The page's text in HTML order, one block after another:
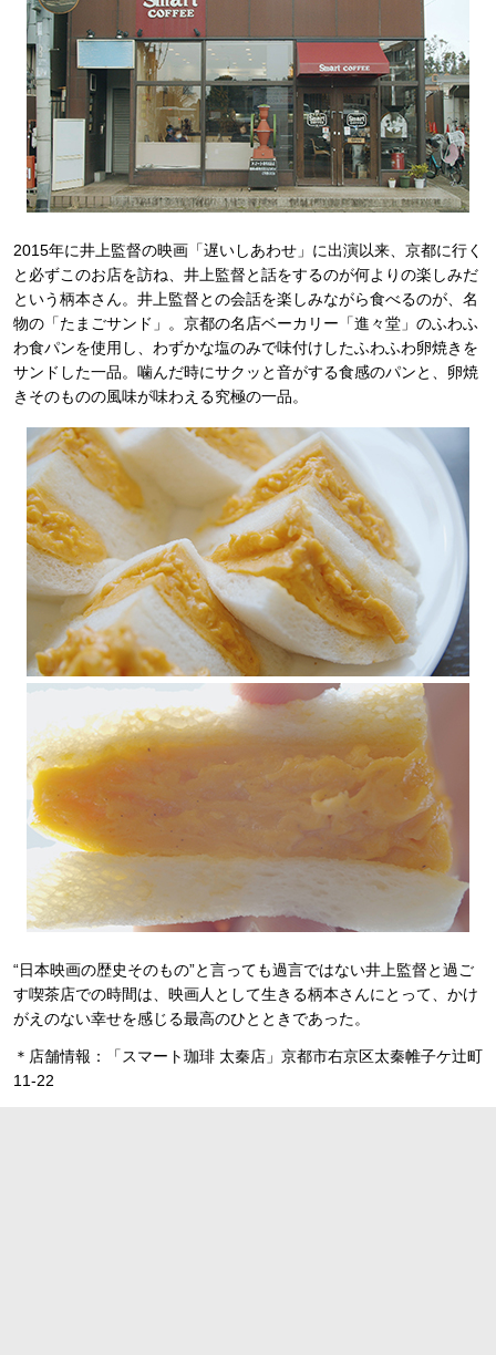
2015年に井上監督の映画「遅いしあわせ」に出演以来、京都に行く
と必ずこのお店を訪ね、井上監督と話をするのが何よりの楽しみだ
という柄本さん。井上監督との会話を楽しみながら食べるのが、名
物の「たまごサンド」。京都の名店ベーカリー「進々堂」のふわふ
わ食パンを使用し、わずかな塩のみで味付けしたふわふわ卵焼きを
サンドした一品。噛んだ時にサクッと音がする食感のパンと、卵焼
きそのものの風味が味わえる究極の一品。
“日本映画の歴史そのもの”と言っても過言ではない井上監督と過ご
す喫茶店での時間は、映画人として生きる柄本さんにとって、かけ
がえのない幸せを感じる最高のひとときであった。
＊店舗情報：「スマート珈琲 太秦店」京都市右京区太秦帷子ケ辻町
11-22